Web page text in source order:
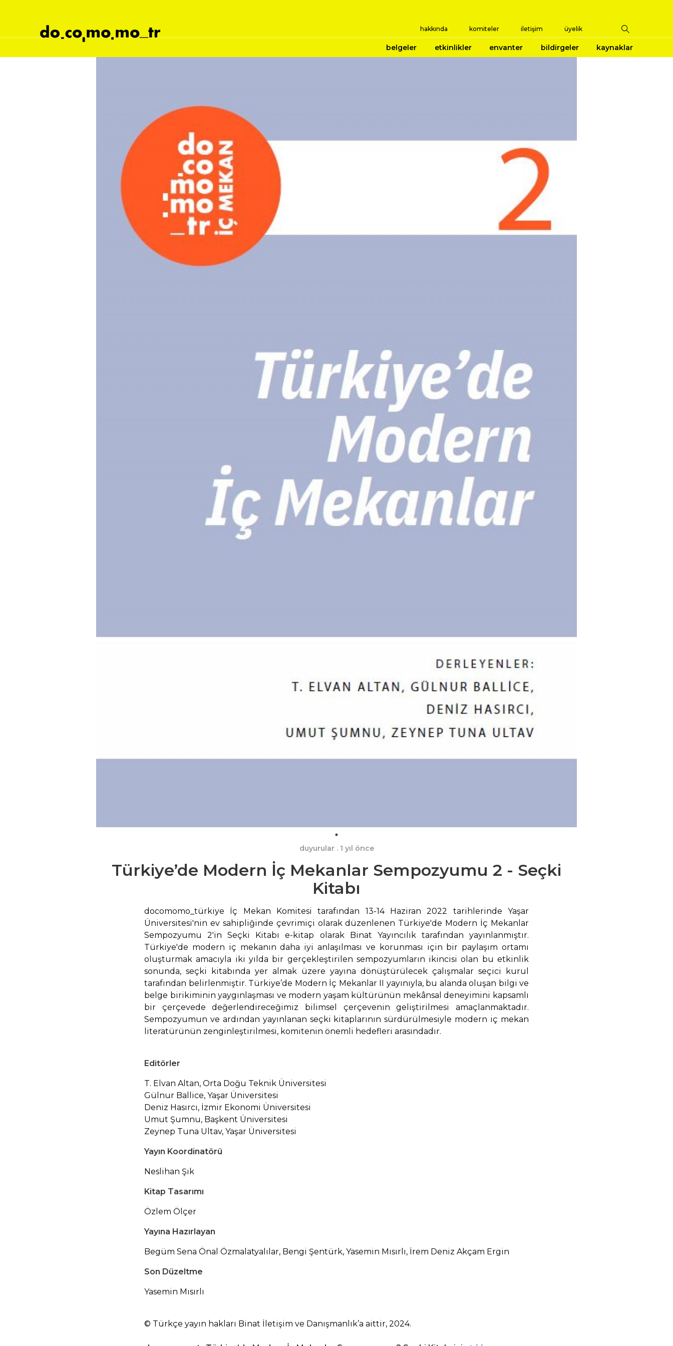
hakkında komiteler iletişim üyelik
belgeler etkinlikler envanter bildirgeler kaynaklar
duyurular. 1 yıl önce
Türkiye’de Modern İç Mekanlar Sempozyumu 2 - Seçki
Kitabı
docomomo_türkiye İç Mekan Komitesi tarafından 13-14 Haziran 2022 tarihlerinde Yaşar
Üniversitesi'nin ev sahipliğinde çevrimiçi olarak düzenlenen Türkiye'de Modern İç Mekanlar
Sempozyumu 2'in Seçki Kitabı e-kitap olarak Binat Yayıncılık tarafından yayınlanmıştır.
Türkiye'de modern iç mekanın daha iyi anlaşılması ve korunması için bir paylaşım ortamı
oluşturmak amacıyla iki yılda bir gerçekleştirilen sempozyumların ikincisi olan bu etkinlik
sonunda, seçki kitabında yer almak üzere yayına dönüştürülecek çalışmalar seçici kurul
tarafından belirlenmiştir. Türkiye’de Modern İç Mekanlar II yayınıyla, bu alanda oluşan bilgi ve
belge birikiminin yaygınlaşması ve modern yaşam kültürünün mekânsal deneyimini kapsamlı
bir çerçevede değerlendireceğimiz bilimsel çerçevenin geliştirilmesi amaçlanmaktadır.
Sempozyumun ve ardından yayınlanan seçki kitaplarının sürdürülmesiyle modern iç mekan
literatürünün zenginleştirilmesi, komitenin önemli hedefleri arasındadır.
Editörler
T. Elvan Altan, Orta Doğu Teknik Üniversitesi
Gülnur Ballice, Yaşar Üniversitesi
Deniz Hasırcı, İzmir Ekonomi Üniversitesi
Umut Şumnu, Başkent Üniversitesi
Zeynep Tuna Ultav, Yaşar Üniversitesi
Yayın Koordinatörü
Neslihan Şık
Kitap Tasarımı
Özlem Ölçer
Yayına Hazırlayan
Begüm Sena Önal Özmalatyalılar, Bengi Şentürk, Yasemin Mısırlı, İrem Deniz Akçam Ergin
Son Düzeltme
Yasemin Mısırlı
© Türkçe yayın hakları Binat İletişim ve Danışmanlık’a aittir, 2024.